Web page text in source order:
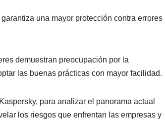
una mayor protección contra errores
demuestran preocupación por la
las buenas prácticas con mayor facilidad.
para analizar el panorama actual
los riesgos que enfrentan las empresas y